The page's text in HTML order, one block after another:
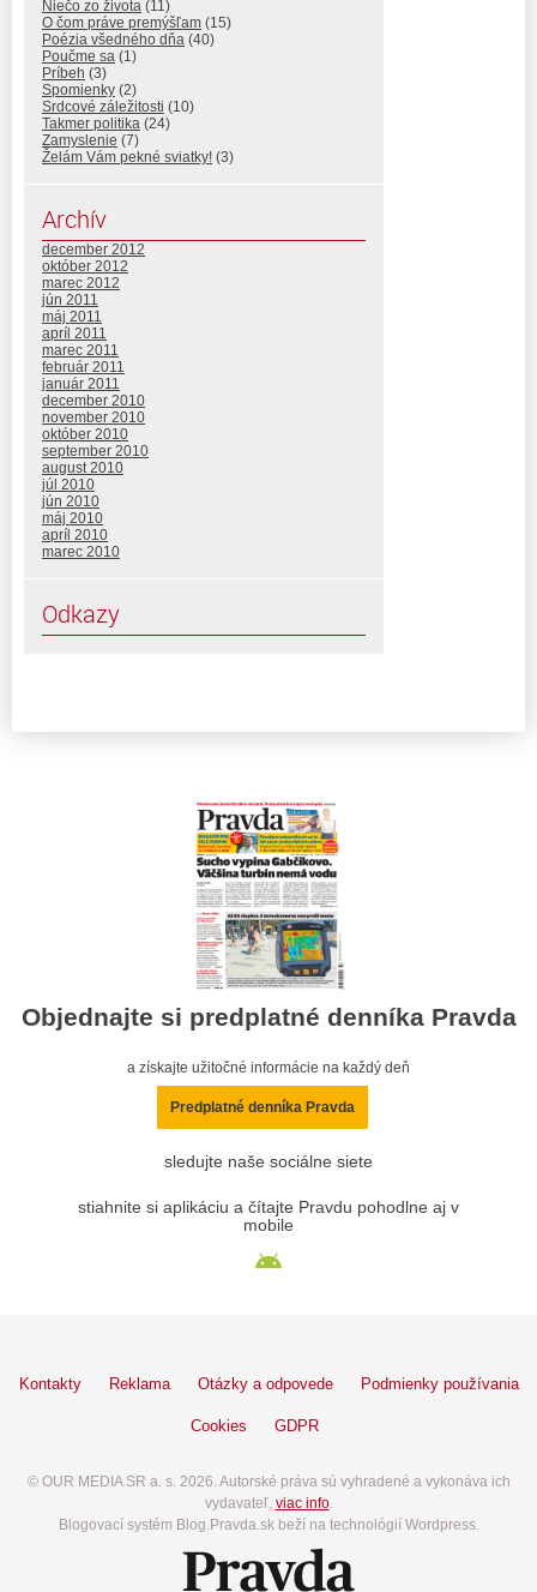
Niečo zo života (11)
O čom práve premýšľam (15)
Poézia všedného dňa (40)
Poučme sa (1)
Príbeh (3)
Spomienky (2)
Srdcové záležitosti (10)
Takmer politika (24)
Zamyslenie (7)
Želám Vám pekné sviatky! (3)
Archív
december 2012
október 2012
marec 2012
jún 2011
máj 2011
apríl 2011
marec 2011
február 2011
január 2011
december 2010
november 2010
október 2010
september 2010
august 2010
júl 2010
jún 2010
máj 2010
apríl 2010
marec 2010
Odkazy
Objednajte si predplatné denníka Pravda
a získajte užitočné informácie na každý deň
Predplatné denníka Pravda
sledujte naše sociálne siete
stiahnite si aplikáciu a čítajte Pravdu pohodlne aj v
mobile
Kontakty Reklama Otázky a odpovede Podmienky používania
Cookies GDPR
© OUR MEDIA SR a. s. 2026. Autorské práva sú vyhradené a vykonáva ich
vydavateľ, viac info.
Blogovací systém Blog.Pravda.sk beží na technológií Wordpress.